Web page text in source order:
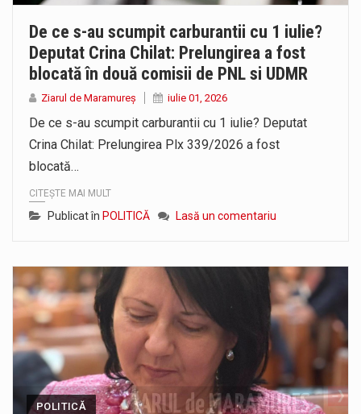
De ce s-au scumpit carburantii cu 1 iulie?
Deputat Crina Chilat: Prelungirea a fost
blocată în două comisii de PNL si UDMR
Ziarul de Maramureș iulie 01, 2026
De ce s-au scumpit carburantii cu 1 iulie? Deputat
Crina Chilat: Prelungirea Plx 339/2026 a fost
blocată…
CITEȘTE MAI MULT
Publicat în POLITICĂ Lasă un comentariu
POLITICĂ